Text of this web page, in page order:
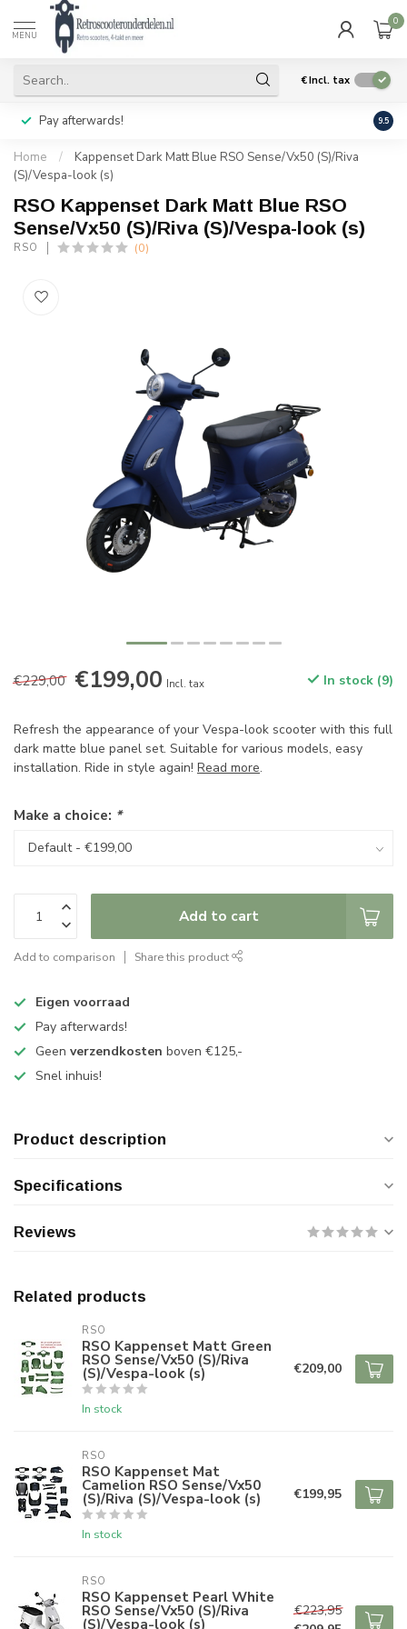
MENU
0
€Incl. tax
Pay afterwards! Geen
9.5
Home /
Kappenset Dark Matt Blue RSO Sense/Vx50 (S)/Riva
(S)/Vespa-look (s)
RSO Kappenset Dark Matt Blue RSO
Sense/Vx50 (S)/Riva (S)/Vespa-look (s)
RSO (0)
€229,00 €199,00 Incl. tax In stock (9)
Refresh the appearance of your Vespa-look scooter with this full
dark matte blue panel set. Suitable for various models, easy
installation. Ride in style again! Read more.
Make a choice: *
Add to cart
Add to comparison Share this product
Eigen voorraad
Pay afterwards!
Geen verzendkosten boven €125,-
Snel inhuis!
Product description
Specifications
Reviews
Related products
RSO
RSO Kappenset Matt Green
RSO Sense/Vx50 (S)/Riva
(S)/Vespa-look (s)
In stock
€209,00
RSO
RSO Kappenset Mat
Camelion RSO Sense/Vx50
(S)/Riva (S)/Vespa-look (s)
In stock
€199,95
RSO
RSO Kappenset Pearl White
RSO Sense/Vx50 (S)/Riva
(S)/Vespa-look (s)
€223,95